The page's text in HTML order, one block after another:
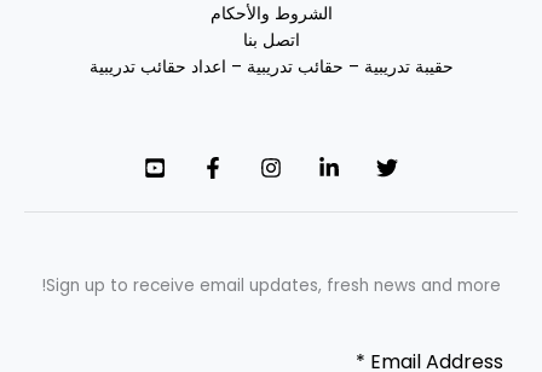
الشروط والأحكام
اتصل بنا
حقيبة تدريبية – حقائب تدريبية – اعداد حقائب تدريبية
Sign up to receive email updates, fresh news and more!